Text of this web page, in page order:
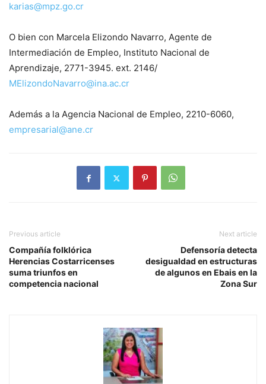
karias@mpz.go.cr
O bien con Marcela Elizondo Navarro, Agente de
Intermediación de Empleo, Instituto Nacional de
Aprendizaje, 2771-3945. ext. 2146/
MElizondoNavarro@ina.ac.cr
Además a la Agencia Nacional de Empleo, 2210-6060,
empresarial@ane.cr
Previous article
Compañía folklórica
Herencias Costarricenses
suma triunfos en
competencia nacional
Next article
Defensoría detecta
desigualdad en estructuras
de algunos en Ebais en la
Zona Sur